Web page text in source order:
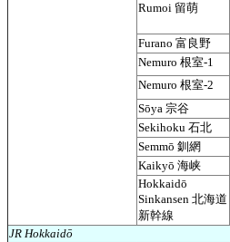
Rumoi 留萌
Furano 富良野
Nemuro 根室-1
Nemuro 根室-2
Sōya 宗谷
Sekihoku 石北
Semmō 釧網
Kaikyō 海峡
Hokkaidō
Sinkansen 北海道
新幹線
JR Hokkaidō